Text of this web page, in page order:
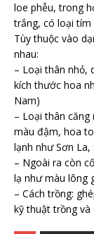
loe phễu, trong
trắng, có loại tím
Tùy thuộc vào
nhau:
– Loại thân nhỏ,
kích thước hoa
Nam)
– Loại thân
màu đậm, hoa
lạnh như Sơn La,
– Ngoài ra còn
lạ như màu lông
– Cách trồng:
kỹ thuật trồng và